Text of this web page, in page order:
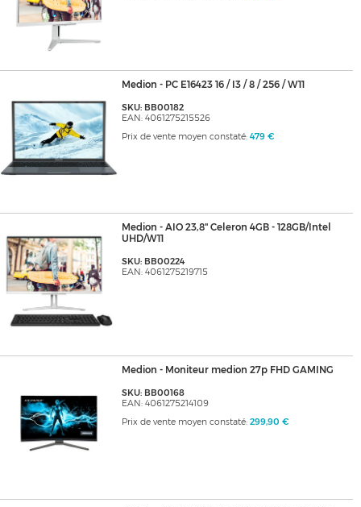
Medion - PC E16423 16 / I3 / 8 / 256 / W11
SKU: BB00182
EAN: 4061275215526
Prix de vente moyen constaté: 479 €
Medion - AIO 23,8" Celeron 4GB - 128GB/Intel
UHD/W11
SKU: BB00224
EAN: 4061275219715
Medion - Moniteur medion 27p FHD GAMING
SKU: BB00168
EAN: 4061275214109
Prix de vente moyen constaté: 299,90 €